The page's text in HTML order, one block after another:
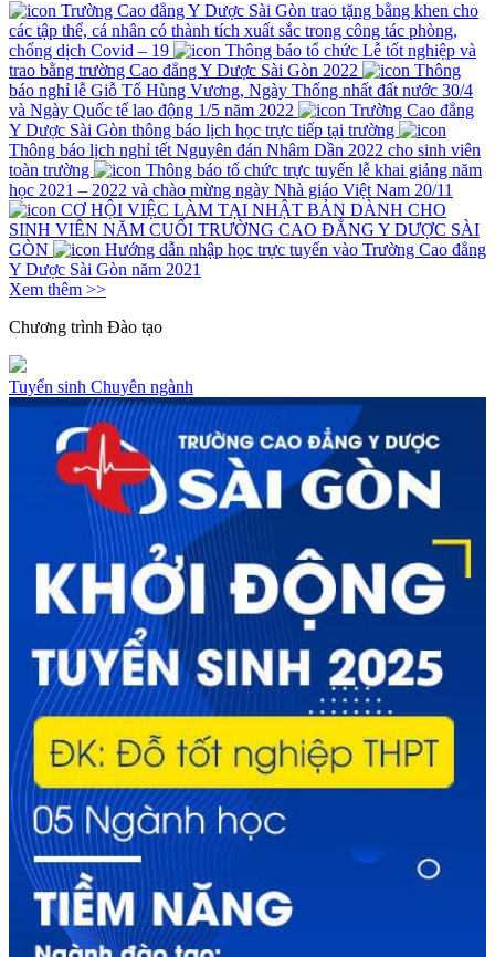
Trường Cao đẳng Y Dược Sài Gòn trao tặng bằng khen cho
các tập thể, cá nhân có thành tích xuất sắc trong công tác phòng,
chống dịch Covid – 19
Thông báo tổ chức Lễ tốt nghiệp và
trao bằng trường Cao đẳng Y Dược Sài Gòn 2022
Thông
báo nghỉ lễ Giỗ Tổ Hùng Vương, Ngày Thống nhất đất nước 30/4
và Ngày Quốc tế lao động 1/5 năm 2022
Trường Cao đẳng
Y Dược Sài Gòn thông báo lịch học trực tiếp tại trường
Thông báo lịch nghỉ tết Nguyên đán Nhâm Dần 2022 cho sinh viên
toàn trường
Thông báo tổ chức trực tuyến lễ khai giảng năm
học 2021 – 2022 và chào mừng ngày Nhà giáo Việt Nam 20/11
CƠ HỘI VIỆC LÀM TẠI NHẬT BẢN DÀNH CHO
SINH VIÊN NĂM CUỐI TRƯỜNG CAO ĐẲNG Y DƯỢC SÀI
GÒN
Hướng dẫn nhập học trực tuyến vào Trường Cao đẳng
Y Dược Sài Gòn năm 2021
Xem thêm >>
Chương trình Đào tạo
Tuyển sinh Chuyên ngành